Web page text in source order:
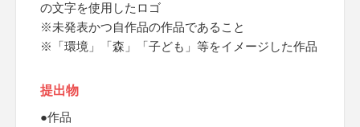
の文字を使用したロゴ
※未発表かつ自作品の作品であること
※「環境」「森」「子ども」等をイメージした作品
提出物
●作品